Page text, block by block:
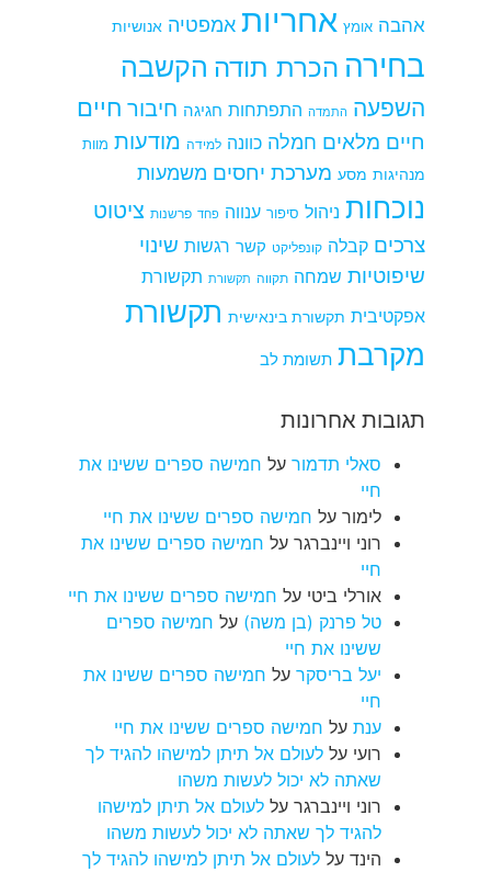
אהבה אומץ אחריות אמפטיה אנושיות
בחירה הכרת תודה הקשבה
השפעה התמדה התפתחות חגיגה חיבור חיים
חיים מלאים חמלה כוונה למידה מודעות מוות
מנהיגות מסע מערכת יחסים משמעות
נוכחות ניהול סיפור ענווה פחד פרשנות ציטוט
צרכים קבלה קונפליקט קשר רגשות שינוי
שיפוטיות שמחה תקווה תקשורת תקשורת
אפקטיבית תקשורת בינאישית תקשורת
מקרבת תשומת לב
תגובות אחרונות
סאלי תדמור על חמישה ספרים ששינו את
חיי
לימור על חמישה ספרים ששינו את חיי
רוני ויינברגר על חמישה ספרים ששינו את
חיי
אורלי ביטי על חמישה ספרים ששינו את חיי
טל פרנק (בן משה) על חמישה ספרים
ששינו את חיי
יעל בריסקר על חמישה ספרים ששינו את
חיי
ענת על חמישה ספרים ששינו את חיי
רועי על לעולם אל תיתן למישהו להגיד לך
שאתה לא יכול לעשות משהו
רוני ויינברגר על לעולם אל תיתן למישהו
להגיד לך שאתה לא יכול לעשות משהו
הינד על לעולם אל תיתן למישהו להגיד לך